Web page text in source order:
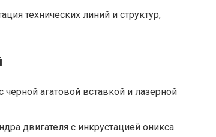
технических линий и структур,
агатовой вставкой и лазерной
двигателя с инкрустацией оникса.